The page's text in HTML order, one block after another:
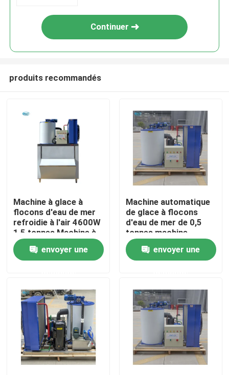
À la maison
Produits
À propos de nous
Visite de l'usine
Continuer
produits recommandés
Machine à glace à
flocons d'eau de mer
refroidie à l'air 4600W
1,5 tonnes Machine à
flocons de glace
commercialeenvoyer une
Machine automatique
de glace à flocons
d'eau de mer de 0,5
tonnes machine
industrielle à flocons
de glace pour le
commerce
envoyer une